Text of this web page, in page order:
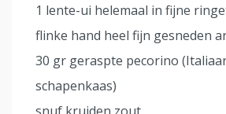
1 lente-ui helemaal in fijne
flinke hand heel fijn gesneden
30 gr geraspte pecorino
schapenkaas)